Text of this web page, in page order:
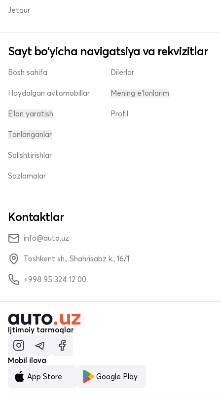
Jetour
Sayt bo'yicha navigatsiya va rekvizitlar
Bosh sahifa
Haydalgan avtomobillar
E'lon yaratish
Dilerlar
Mening e'lonlarim
Profil
Tanlanganlar
Solishtirishlar
Sozlamalar
Kontaktlar
info@auto.uz
Toshkent sh., Shahrisabz k., 16/1
+998 95 324 12 00
Ijtimoiy tarmoqlar
Mobil ilova
App Store
Google Play